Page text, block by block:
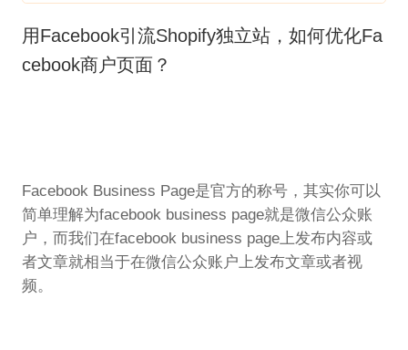
用Facebook引流Shopify独立站，如何优化Fa
cebook商户页面？
Facebook Business Page是官方的称号，其实你可以
简单理解为facebook business page就是微信公众账
户，而我们在facebook business page上发布内容或
者文章就相当于在微信公众账户上发布文章或者视
频。